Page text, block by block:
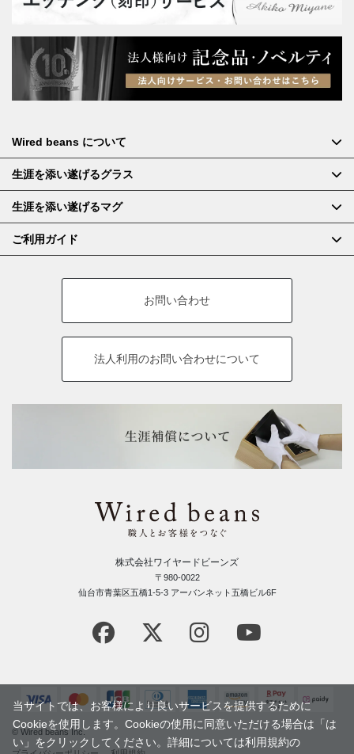
Wired beans について
生涯を添い遂げるグラス
生涯を添い遂げるマグ
ご利用ガイド
お問い合わせ
法人利用のお問い合わせについて
株式会社ワイヤードビーンズ
〒980-0022
仙台市青葉区五橋1-5-3 アーバンネット五橋ビル6F
© Wired beans Inc.
当サイトでは、お客様により良いサービスを提供するために
Cookieを使用します。Cookieの使用に同意いただける場合は「は
い」をクリックしてください。詳細については利用規約の